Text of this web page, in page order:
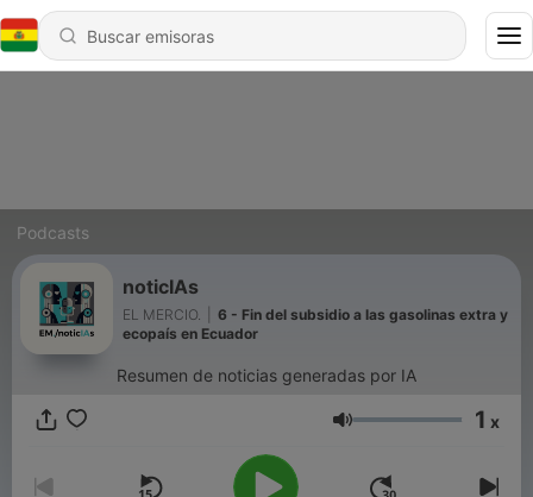
Podcasts
noticIAs
EL MERCIO.
6 - Fin del subsidio a las gasolinas extra y
ecopaís en Ecuador
Resumen de noticias generadas por IA
Volumen 1 x